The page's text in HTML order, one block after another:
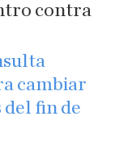
contra
cambiar
fin de